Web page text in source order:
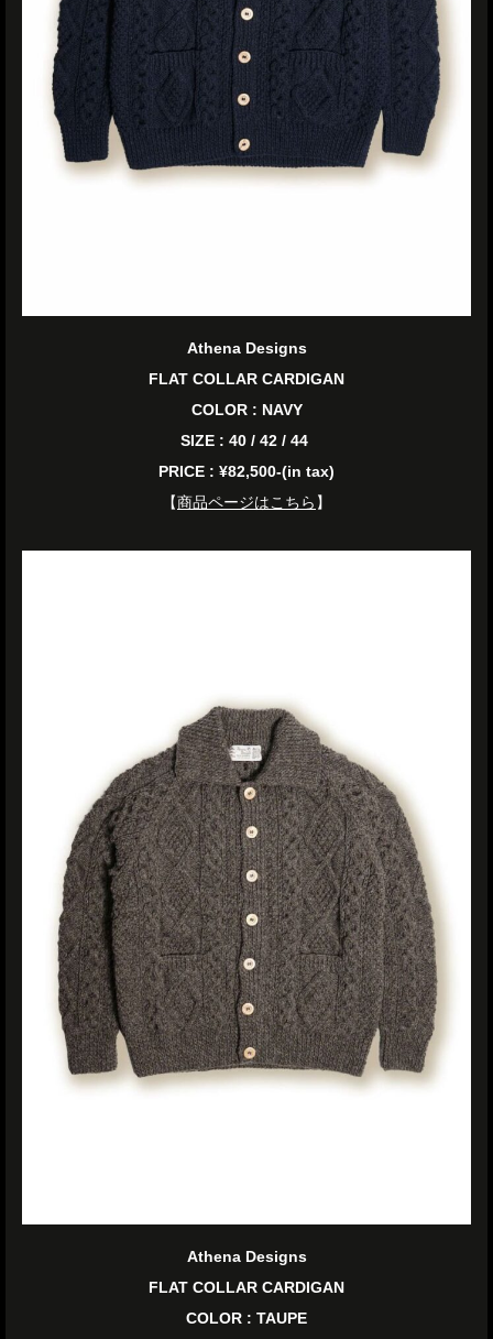
Athena Designs
FLAT COLLAR CARDIGAN
COLOR : NAVY
SIZE : 40 / 42 / 44
PRICE : ¥82,500-(in tax)
【商品ページはこちら 】
Athena Designs
FLAT COLLAR CARDIGAN
COLOR : TAUPE